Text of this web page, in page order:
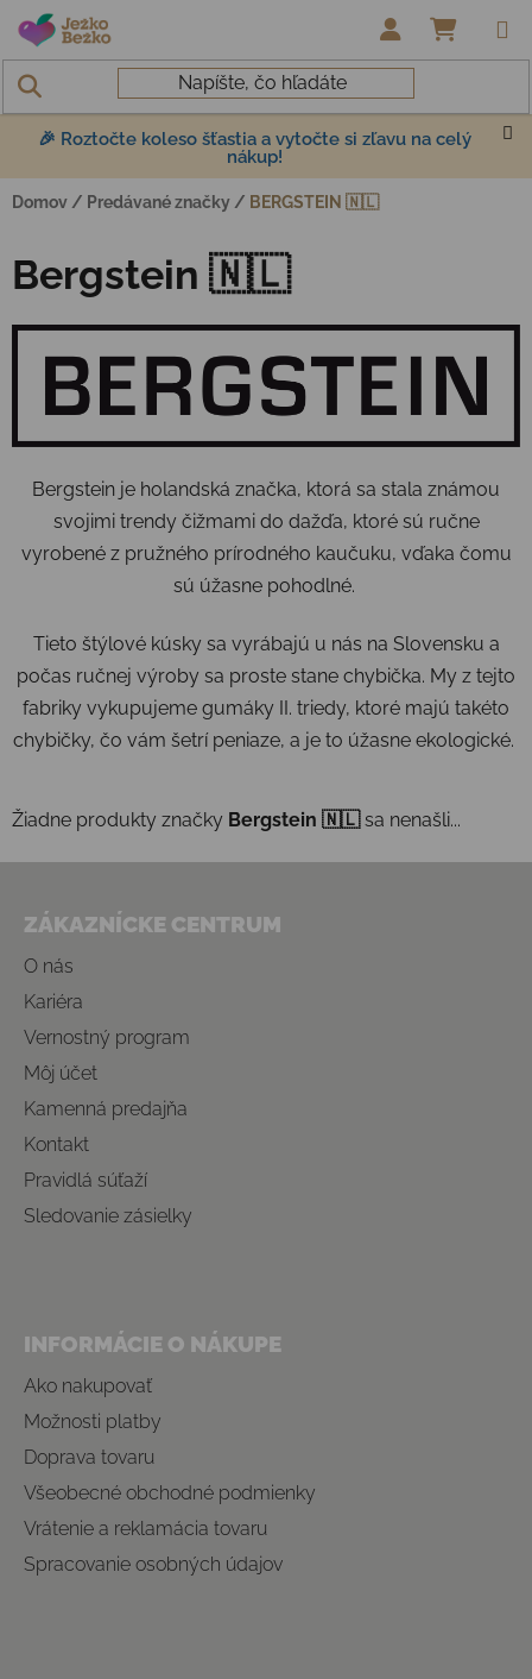
Prejsť na obsah
🎉 Roztočte koleso šťastia a vytočte si zľavu na celý
nákup!
Domov / Predávané značky / BERGSTEIN 🇳🇱
Bergstein 🇳🇱
Bergstein je holandská značka, ktorá sa stala známou
svojimi trendy čižmami do dažďa, ktoré sú ručne
vyrobené z pružného prírodného kaučuku, vďaka čomu
sú úžasne pohodlné.
Tieto štýlové kúsky sa vyrábajú u nás na Slovensku a
počas ručnej výroby sa proste stane chybička. My z tejto
fabriky vykupujeme gumáky II. triedy, ktoré majú takéto
chybičky, čo vám šetrí peniaze, a je to úžasne ekologické.
Žiadne produkty značky Bergstein 🇳🇱sa nenašli...
ZÁKAZNÍCKE CENTRUM
O nás
Kariéra
Vernostný program
Môj účet
Kamenná predajňa
Kontakt
Pravidlá súťaží
Sledovanie zásielky
INFORMÁCIE O NÁKUPE
Ako nakupovať
Možnosti platby
Doprava tovaru
Všeobecné obchodné podmienky
Vrátenie a reklamácia tovaru
Spracovanie osobných údajov